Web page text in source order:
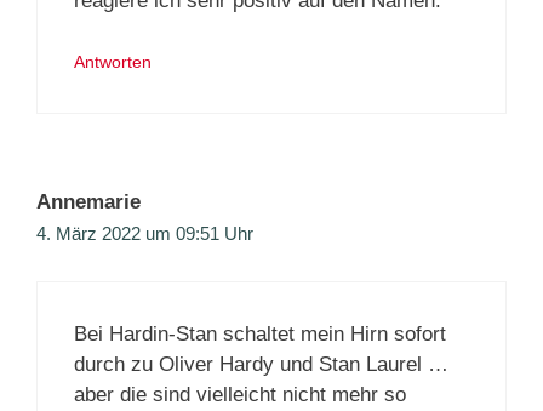
Antworten
Annemarie
4. März 2022 um 09:51 Uhr
Bei Hardin-Stan schaltet mein Hirn sofort
durch zu Oliver Hardy und Stan Laurel …
aber die sind vielleicht nicht mehr so